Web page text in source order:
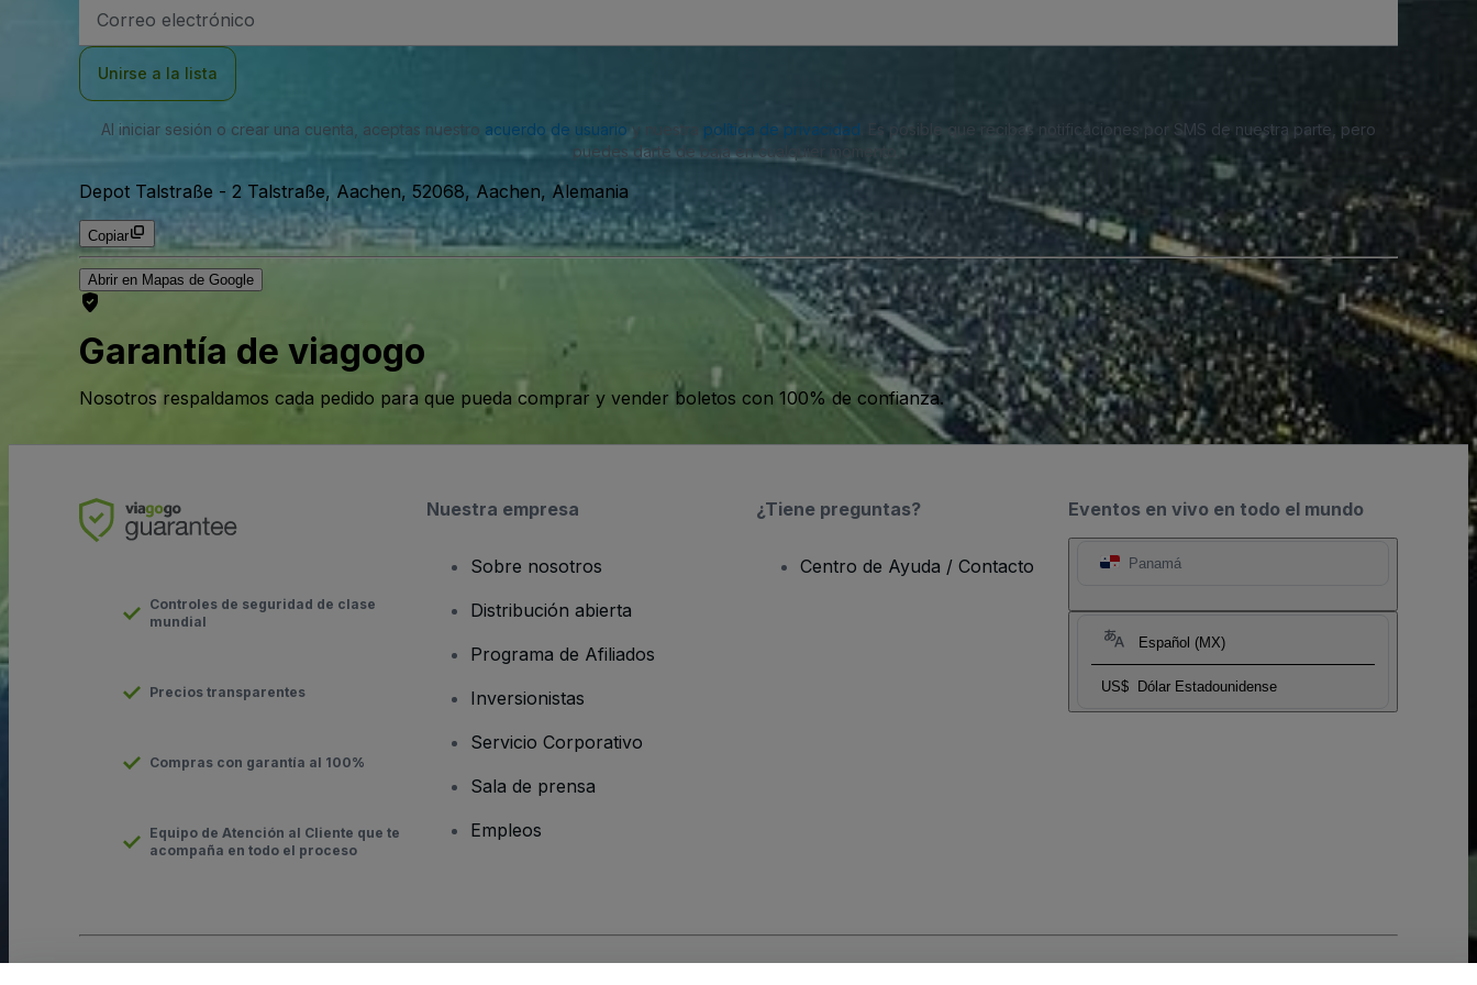
de
Unirse a la lista
Al iniciar sesión o crear una cuenta, aceptas nuestro acuerdo de usuario y nuestra política de privacidad . Es posible que recibas notificaciones por SMS de nuestra parte, pero
puedes darte de baja en cualquier momento.
Depot Talstraße - 2 Talstraße, Aachen, 52068, Aachen, Alemania
Copiar
Abrir en Mapas de Google
Garantía de viagogo
Nosotros respaldamos cada pedido para que pueda comprar y vender boletos con 100% de confianza.
Eventos en vivo en todo el mundo
Panamá
Español (MX)
US$ Dólar Estadounidense
Controles de seguridad de clase
mundial
Precios transparentes
Compras con garantía al 100%
Equipo de Atención al Cliente que te
acompaña en todo el proceso
Nuestra empresa
Sobre nosotros
Distribución abierta
Programa de Afiliados
Inversionistas
Servicio Corporativo
Sala de prensa
Empleos
¿Tiene preguntas?
Centro de Ayuda / Contacto